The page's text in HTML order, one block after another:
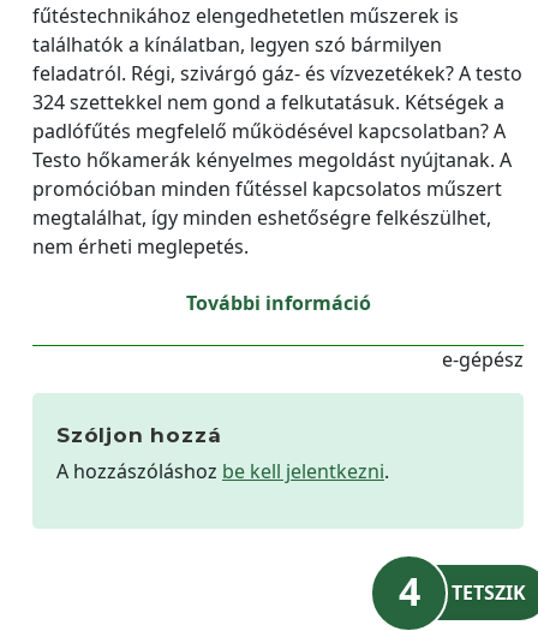
fűtéstechnikához elengedhetetlen műszerek is
találhatók a kínálatban, legyen szó bármilyen
feladatról. Régi, szivárgó gáz- és vízvezetékek? A testo
324 szettekkel nem gond a felkutatásuk. Kétségek a
padlófűtés megfelelő működésével kapcsolatban? A
Testo hőkamerák kényelmes megoldást nyújtanak. A
promócióban minden fűtéssel kapcsolatos műszert
megtalálhat, így minden eshetőségre felkészülhet,
nem érheti meglepetés.
További információ
e-gépész
Szóljon hozzá
A hozzászóláshoz be kell jelentkezni.
4 TETSZIK